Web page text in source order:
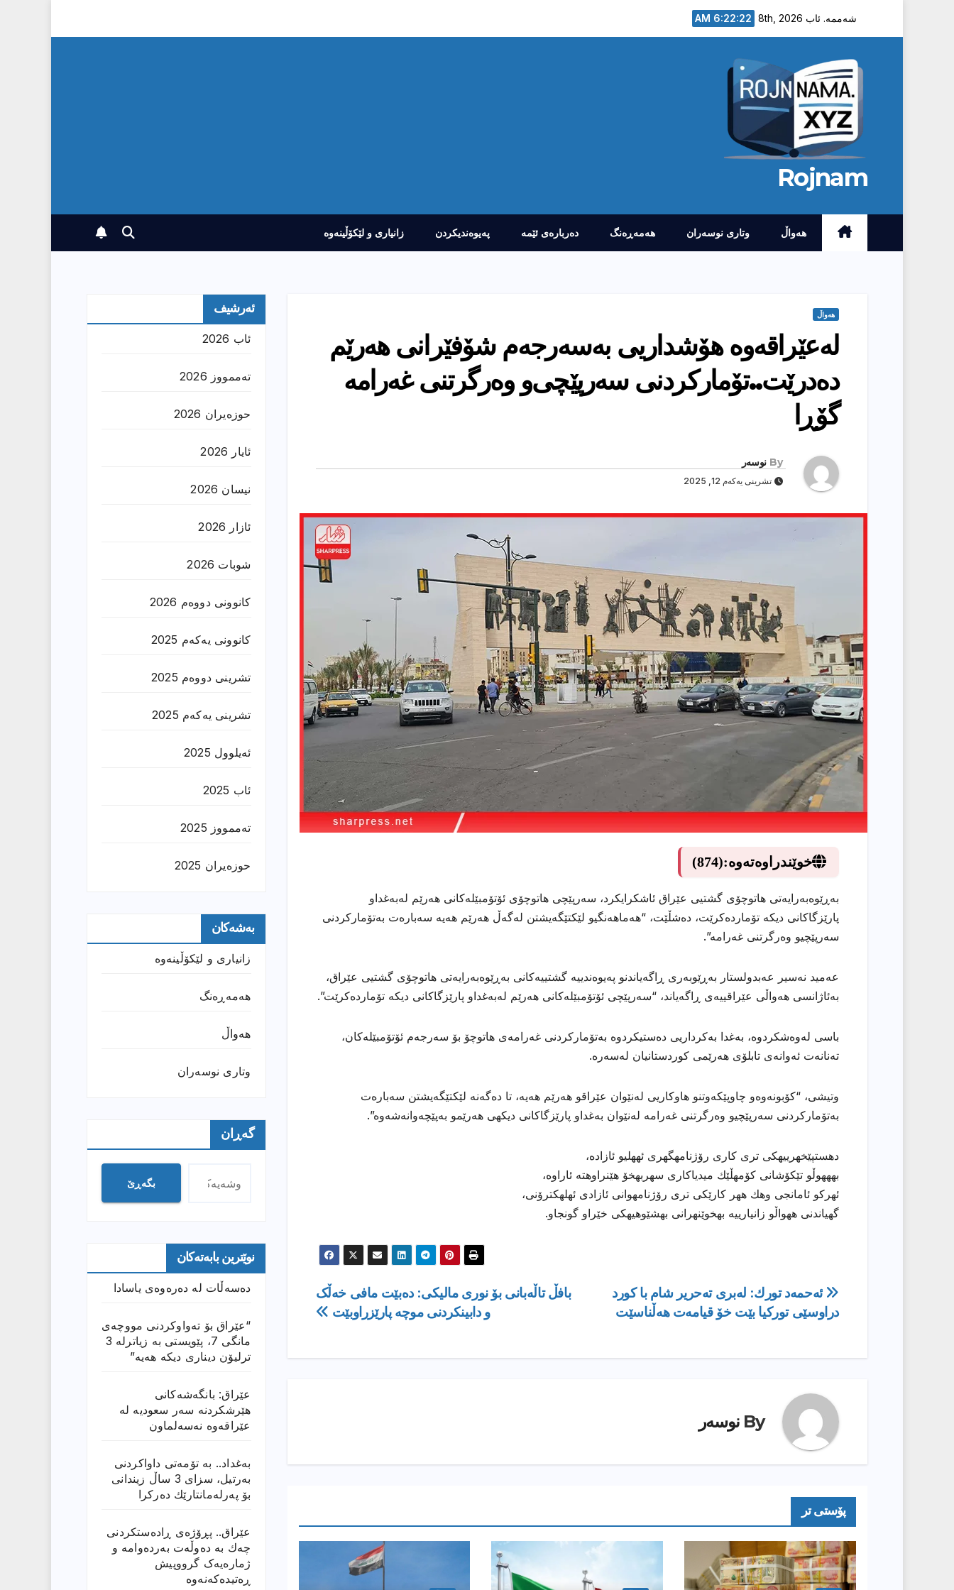
شەممە. ئاب 8th, 2026 6:22:23 AM
Rojnam
هەواڵ وتارى نوسەران هەمەڕەنگ دەربارەى ئێمە پەیوەندیکردن زانیارى و لێکۆڵینەوە
هەواڵ
لەعێراقەوە هۆشداریی بەسەرجەم شۆفێرانی هەرێم
دەدرێت..تۆماركردنی سەرپێچی‌و وەرگرتنی غەرامە
گۆڕا
By نوسەر
تشرینی یەکەم 12, 2025
خوێندراوەتەوە:(874)
بەڕێوەبەرایەتی هاتوچۆی گشتیی عێراق ئاشكرایكرد، سەرپێچی هاتوچۆی ئۆتۆمبێلەكانی هەرێم لەبەغداو
پارێزگاكانی دیكە تۆماردەكرێت، دەشڵێت، “هەماهەنگیو لێکتێگەیشتن لەگەڵ هەرێم هەیە سەبارەت بەتۆمارکردنی
سەرپێچیو وەرگرتنی غەرامە”.
عەمید نەسیر عەبدولستار بەڕێوبەری ڕاگەیاندنو پەیوەندییە گشتییەکانی بەڕێوەبەرایەتی هاتوچۆی گشتیی عێراق،
بەئاژانسی هەواڵی عێراقییەی ڕاگەیاند، “سەرپێچی ئۆتۆمبێلەکانی هەرێم لەبەغداو پارێزگاكانی دیكە تۆماردەكرێت”.
باسی لەوەشكردوە، بەغدا بەكرداریی دەستیکردوە بەتۆمارکردنی غەرامەی هاتوچۆ بۆ سەرجەم ئۆتۆمبێلەکان،
تەنانەت ئەوانەی تابلۆی هەرێمی کوردستانیان لەسەرە.
وتیشی، “کۆبونەوەو چاوپێكەوتنو هاوکاریی لەنێوان عێراقو هەرێم هەیە، تا دەگەنە لێکتێگەیشتن سەبارەت
بەتۆمارکردنی سەرپێچیو وەرگرتنی غەرامە لەنێوان بەغداو پارێزگاکانی دیكهى هەرێمو بەپێچەوانەشەوە”.
دهستپێخهرییهكی تری كاری رۆژنامهگهری ئههلیو ئازاده،
بهههوڵو تێكۆشانی كۆمهڵێك میدیاكاری سهربهخۆ هێنراوهته ئاراوه،
ئهركو ئامانجی وهك ههر كارێكی تری رۆژنامهوانی ئازادی ئهلهكترۆنی،
گهیاندنی ههواڵو زانیارییه بهخوێنهرانی بهشێوهیهكی خێراو گونجاو.
ڕێدۆزیی
بابەت
بافڵ تاڵەبانی بۆ نوری مالیکی: دەبێت مافی خەڵک
و دابینکردنی موچە پارێزراوبێت
ئه‌حمه‌د تورك: لەبری تەحریر شام با كورد
دراوسێی توركیا بێت خۆ قیامەت هەڵناسێت
By نوسەر
پۆستى تر
ئەرشیف
ئاب 2026
تەممووز 2026
حوزه‌یران 2026
ئایار 2026
نیسان 2026
ئازار 2026
شوبات 2026
کانوونی دووەم 2026
کانوونی یەکەم 2025
تشرینی دووەم 2025
تشرینی یەکەم 2025
ئەیلوول 2025
ئاب 2025
تەممووز 2025
حوزه‌یران 2025
بەشەکان
زانیارى و لێکۆڵینەوە
هەمەڕەنگ
هەواڵ
وتارى نوسەران
گەڕان
بگەڕێ
نوێترین بابەتەکان
دەسەڵات لە دەرەوەی یاسادا
“عێراق بۆ تەواوکردنی مووچەی
مانگى 7، پێویستی بە زیاترلە 3
ترلیۆن دیناری دیکە هەیە”
عێراق: بانگەشەكانی
هێرشكردنە سەر سعودیە لە
عێراقەوە نەسەلماون
بەغداد.. بە تۆمەتی داواكردنی
بەرتیل، سزای 3 ساڵ زیندانی
بۆ پەرلەمانتارێك دەركرا
عێراق.. پڕۆژەی ڕادەستكردنی
چەك بە دەوڵەت بەردەوامە و
ژمارەیەک گرووپیش
ڕەتیدەکەنەوە